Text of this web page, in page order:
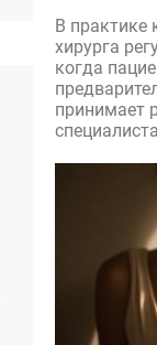
В практике
хирурга
когда
принимает